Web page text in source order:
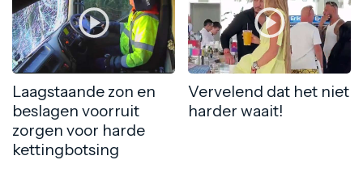
Laagstaande zon en
beslagen voorruit
zorgen voor harde
kettingbotsing
Vervelend dat het niet
harder waait!